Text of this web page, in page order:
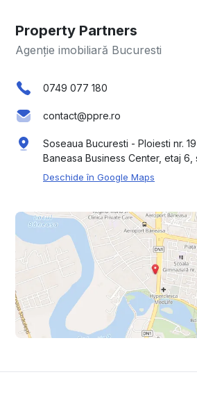
Property Partners
Agenție imobiliară Bucuresti
0749 077 180
contact@ppre.ro
Soseaua Bucuresti - Ploiesti nr.
Baneasa Business Center, etaj 6,
Deschide în Google Maps